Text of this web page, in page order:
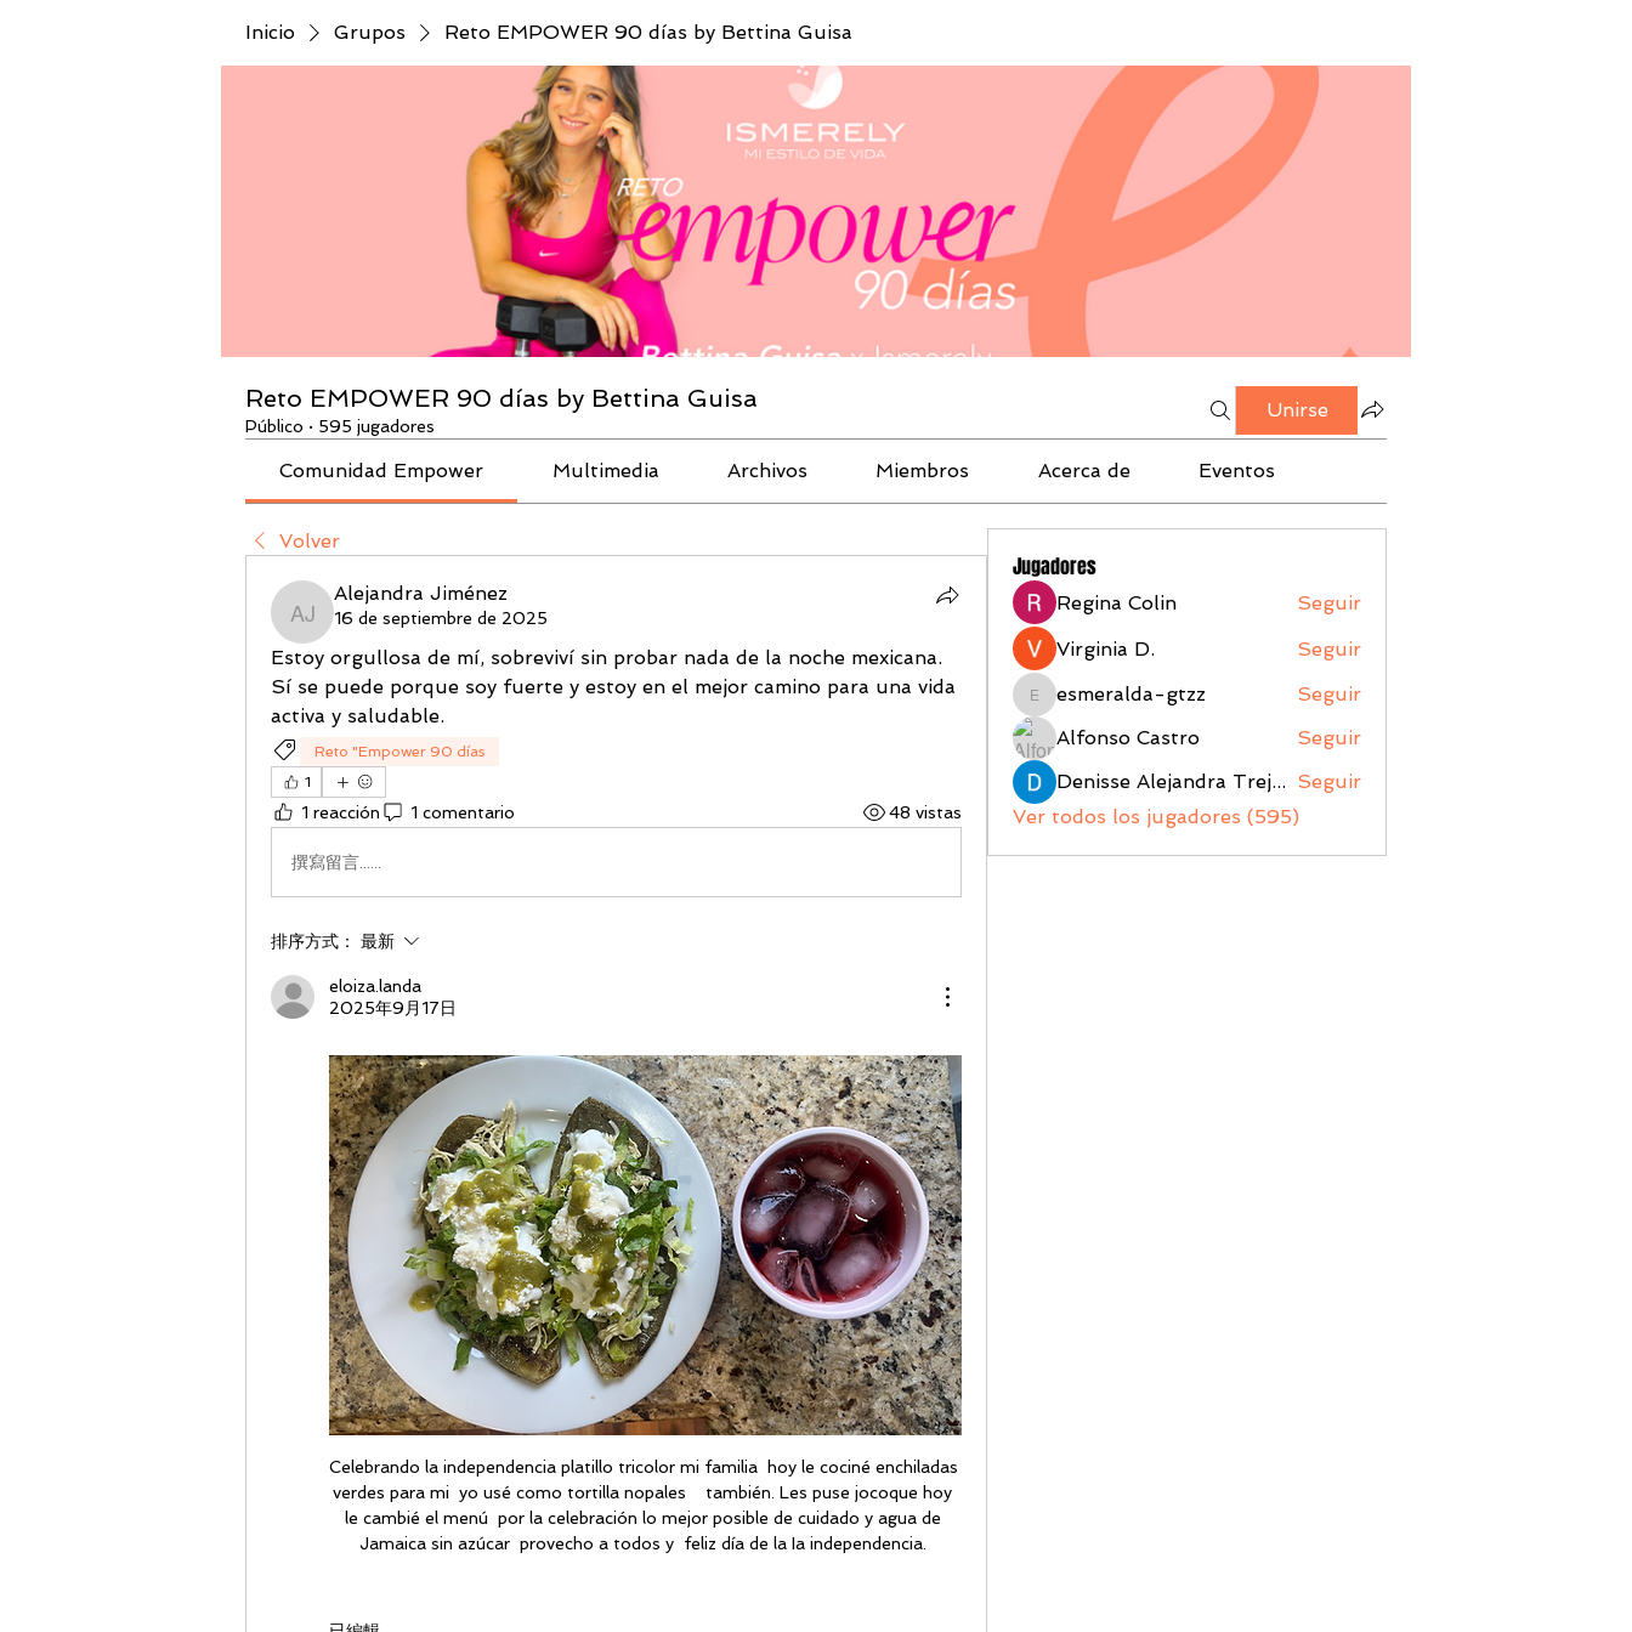
Inicio Grupos Reto EMPOWER 90 días by Bettina Guisa
Reto EMPOWER 90 días by Bettina Guisa
Público · 595 jugadores
Unirse
Comunidad Empower Multimedia Archivos Miembros Acerca de Eventos
Volver
Alejandra Jiménez
Alejandra Jiménez
16 de septiembre de 2025
Estoy orgullosa de mí, sobreviví sin probar nada de la noche mexicana.
Sí se puede porque soy fuerte y estoy en el mejor camino para una vida
activa y saludable.
Reto "Empower 90 días
1
1 reacción 1 comentario 48 vistas
撰寫留言......
排序方式： 最新
eloiza.landa
2025年9月17日
Celebrando la independencia platillo tricolor mi familia  hoy le cociné enchiladas
verdes para mi  yo usé como tortilla nopales    también. Les puse jocoque hoy
le cambié el menú  por la celebración lo mejor posible de cuidado y agua de
Jamaica sin azúcar  provecho a todos y  feliz día de la Ia independencia.
Jugadores
Regina Colin
Seguir
Virginia D.
Seguir
esmeralda-gtzz
esmeralda-gtzz
Seguir
Alfonso Castro
Seguir
Denisse Alejandra Trejo Lopez Seguir
Ver todos los jugadores (595)